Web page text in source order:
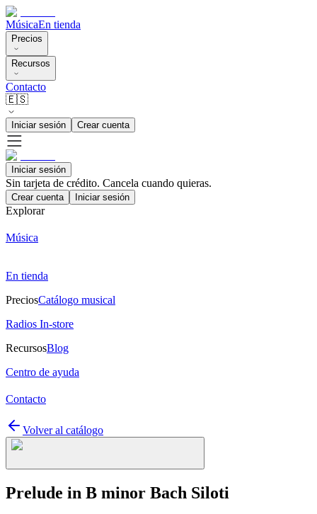
MúsicaEn tienda
Precios
Recursos
Contacto
🇪🇸
Iniciar sesión Crear cuenta
Iniciar sesión
Sin tarjeta de crédito. Cancela cuando quieras.
Crear cuenta Iniciar sesión
Explorar
Música
En tienda
PreciosCatálogo musical
Radios In-store
RecursosBlog
Centro de ayuda
Contacto
Volver al catálogo
Prelude in B minor Bach Siloti